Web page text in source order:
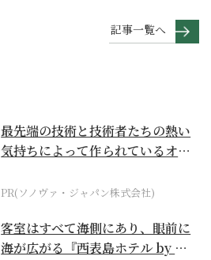
記事一覧へ
最先端の技術と技術者たちの熱い
気持ちによって作られているオー
PR(ソノヴァ・ジャパン株式会社)
客室はすべて海側にあり、眼前に
海が広がる『西表島ホテル by 星